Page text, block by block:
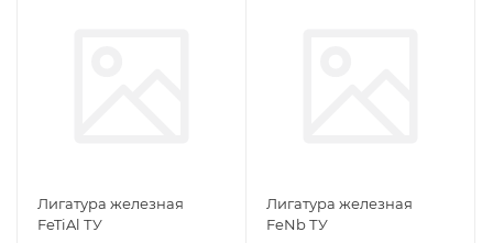
Лигатура железная
FeTiAl ТУ
Лигатура железная
FeNb ТУ